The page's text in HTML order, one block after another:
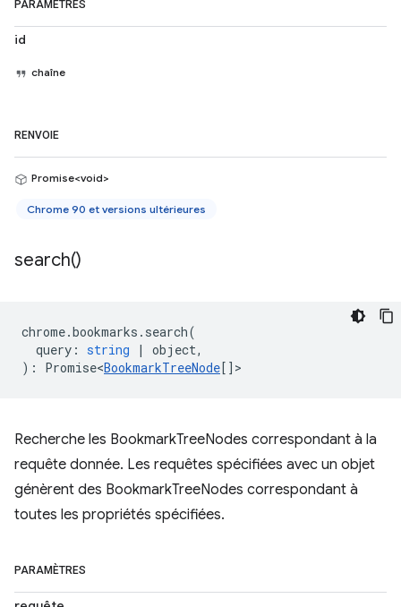
PARAMÈTRES
id
chaîne
RENVOIE
Promise<void>
Chrome 90 et versions ultérieures
search()
chrome.bookmarks . search(
query : string | object,
) : Promise<BookmarkTreeNode [] >
Recherche les BookmarkTreeNodes correspondant à la
requête donnée. Les requêtes spécifiées avec un objet
génèrent des BookmarkTreeNodes correspondant à
toutes les propriétés spécifiées.
PARAMÈTRES